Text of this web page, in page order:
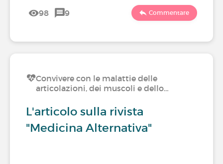
98 9 Commentare
Convivere con le malattie delle
articolazioni, dei muscoli e dello…
L'articolo sulla rivista
"Medicina Alternativa"